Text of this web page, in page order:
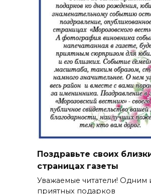
Поздравьте своих
страницах газеты
Уважаемые читатели! Одним
приятных подарков